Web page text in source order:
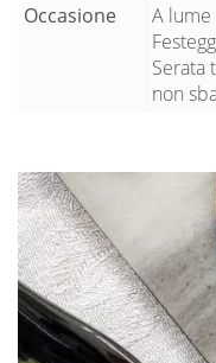
Occasione
A
Serata
non